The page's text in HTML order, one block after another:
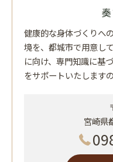
健康的な身体づくりへ
境を、都城市で用意し
に向け、専門知識に基
をサポートいたします
宮崎県